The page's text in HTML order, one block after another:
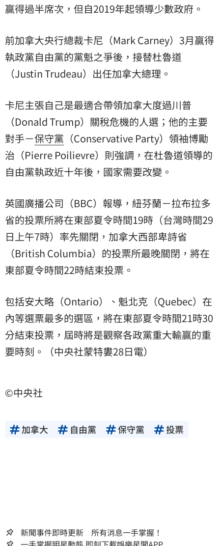
贏得過半席次，但自2019年起領導少數政府。
前加拿大央行總裁卡尼（Mark Carney）3月贏得
執政黨自由黨的黨魁之爭後，接替杜魯道
（Justin Trudeau）出任加拿大總理。
卡尼主張自己是最適合帶領加拿大度過川普
（Donald Trump）關稅危機的人選；他的主要
對手－保守黨 （Conservative Party）領袖博勵
治（Pierre Poilievre）則強調，在杜魯道領導的
自由黨執政近十年後，國家需要改變。
英國廣播公司（BBC）報導，紐芬蘭－拉布拉多
省的投票所將在東部夏令時間19時（台灣時間29
日上午7時）率先關閉，加拿大西部卑詩省
（British Columbia）的投票所最晚關閉，將在
東部夏令時間22時結束投票。
包括安大略（Ontario）、魁北克（Quebec）在
內等選票最多的選區，將在東部夏令時間21時30
分結束投票，屆時將是觀察各政黨重大輸贏的重
要時刻。（中央社蒙特婁28日電）
©中央社
加拿大 自由黨 保守黨 投票
新聞事件即時更新 所有消息一手掌握！